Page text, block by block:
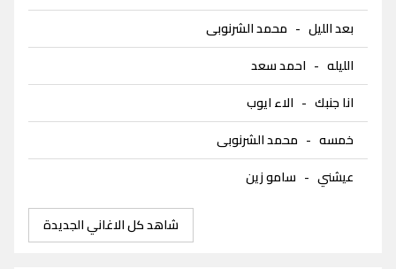
بعد الليل - محمد الشرنوبى
الليله - احمد سعد
انا جنبك - الاء ايوب
خمسه - محمد الشرنوبى
عيشني - سامو زين
شاهد كل الاغاني الجديدة